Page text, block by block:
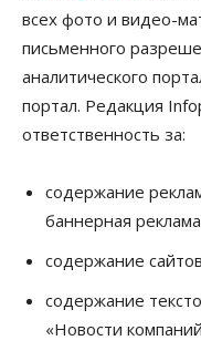
всех фото и видео-
письменного
аналитического
портал. Редакция
ответственность за:
содержание
баннерная
содержание
содержание
«Новости